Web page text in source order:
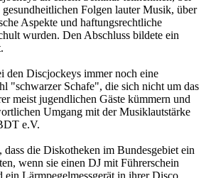
gesundheitlichen Folgen lauter Musik, über
Aspekte und haftungsrechtliche
wurden. Den Abschluss bildete ein
den Discjockeys immer noch eine
"schwarzer Schafe", die sich nicht um das
meist jugendlichen Gäste kümmern und
Umgang mit der Musiklautstärke
e.V.
dass die Diskotheken im Bundesgebiet ein
wenn sie einen DJ mit Führerschein
ein Lärmpegelmessgerät in ihrer Disco